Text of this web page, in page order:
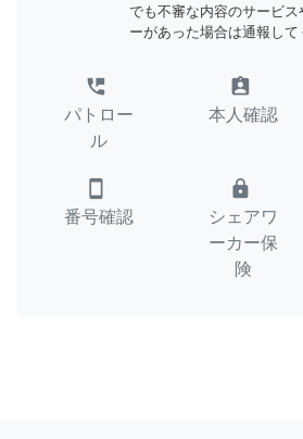
でも不審な内容のサービ
ーがあった場合は通報して
perm_phone_msg
パトロー
ル
assignment_ind
本人確認
smartphone
番号確認
lock
シェアワ
ーカー保
険